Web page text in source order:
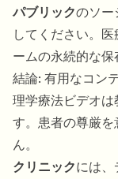
パブリックのソー
してください。
ームの永続的な保
結論: 有用なコン
理学療法ビデオ
す。患者の尊厳
ん。
クリニックには